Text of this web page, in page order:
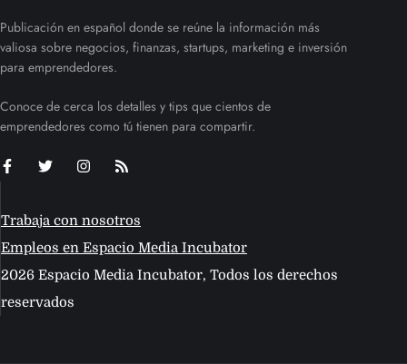
Publicación en español donde se reúne la información más
valiosa sobre negocios, finanzas, startups, marketing e inversión
para emprendedores.
Conoce de cerca los detalles y tips que cientos de
emprendedores como tú tienen para compartir.
Trabaja con nosotros
Empleos en Espacio Media Incubator
2026 Espacio Media Incubator, Todos los derechos
reservados